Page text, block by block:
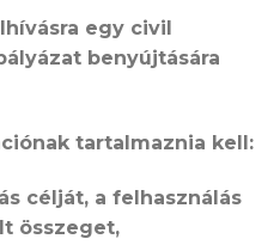
egy civil
benyújtására
tartalmaznia kell:
célját, a felhasználás
összeget,